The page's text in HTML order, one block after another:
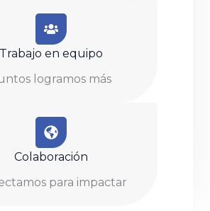
Trabajo en equipo
logramos más
Colaboración
para impactar